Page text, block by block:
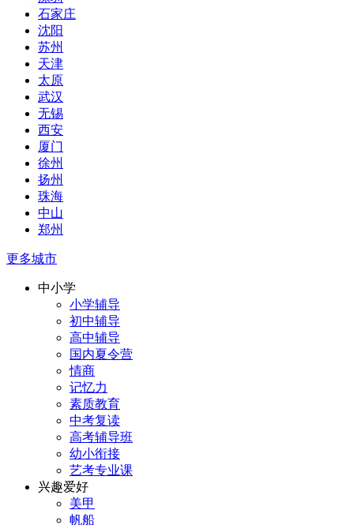
石家庄
沈阳
苏州
天津
太原
武汉
无锡
西安
厦门
徐州
扬州
珠海
中山
郑州
更多城市
中小学
小学辅导
初中辅导
高中辅导
国内夏令营
情商
记忆力
素质教育
中考复读
高考辅导班
幼小衔接
艺考专业课
兴趣爱好
美甲
帆船